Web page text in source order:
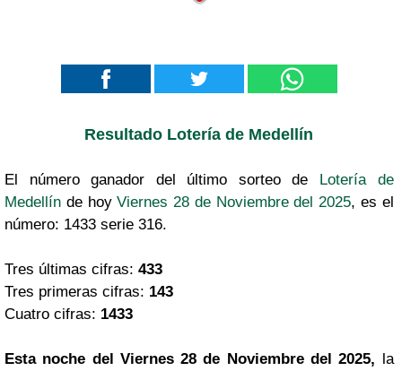
Resultado Lotería de Medellín
El número ganador del último sorteo de Lotería de
Medellín de hoyViernes 28 de Noviembre del 2025, es el
número: 1433 serie 316.
Tres últimas cifras: 433
Tres primeras cifras: 143
Cuatro cifras: 1433
Esta noche del Viernes 28 de Noviembre del 2025, la